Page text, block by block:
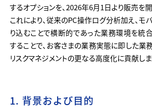
するオプションを、2026年6月1日より販売を開
これにより、従来のPC操作ログ分析加え、モ
り込むことで横断的であった業務環境を統
することで、お客さまの業務実態に即した業
リスクマネジメントの更なる高度化に貢献しま
1. 背景および目的